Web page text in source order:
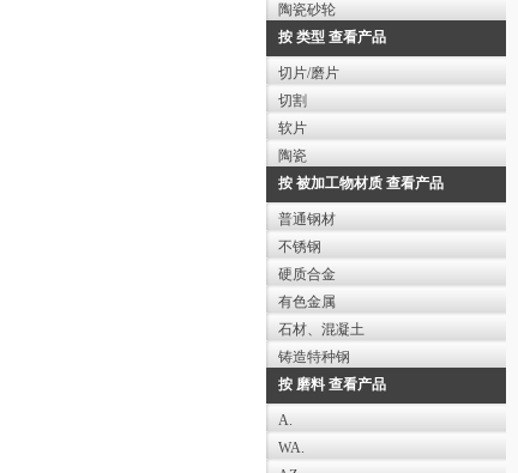
陶瓷砂轮
按 类型 查看产品
切片/磨片
切割
软片
陶瓷
按 被加工物材质 查看产品
普通钢材
不锈钢
硬质合金
有色金属
石材、混凝土
铸造特种钢
按 磨料 查看产品
A.
WA.